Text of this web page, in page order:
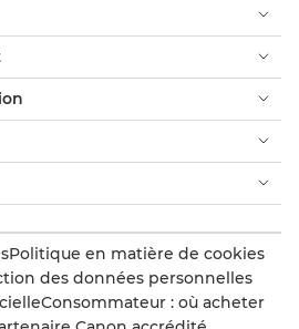
Politique en matière de cookies
des données personnelles
Consommateur : où acheter